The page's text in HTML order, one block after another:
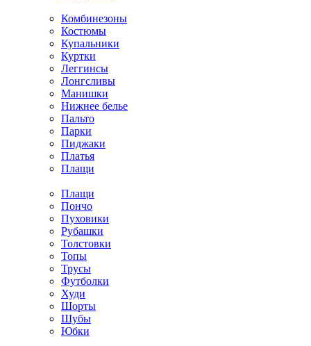
Комбинезоны
Костюмы
Купальники
Куртки
Леггинсы
Лонгсливы
Манишки
Нижнее белье
Пальто
Парки
Пиджаки
Платья
Плащи
Плащи
Пончо
Пуховики
Рубашки
Толстовки
Топы
Трусы
Футболки
Худи
Шорты
Шубы
Юбки